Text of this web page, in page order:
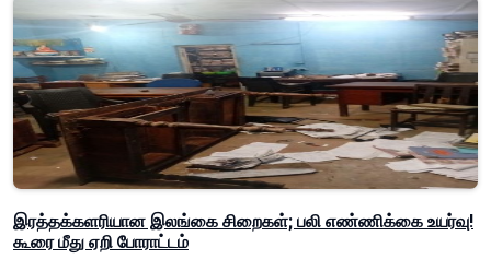
இரத்தக்களரியான இலங்கை சிறைகள்; பலி எண்ணிக்கை உயர்வு!
கூரை மீது ஏறி போராட்டம்